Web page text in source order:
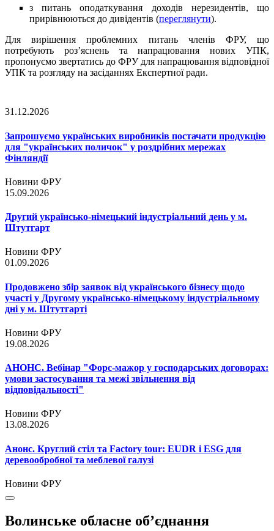
з питань оподаткування доходів нерезидентів, що
прирівнюються до дивідентів (переглянути).
Для вирішення проблемних питань членів ФРУ, що
потребують роз’яснень та напрацювання нових УПК,
пропонуємо звертатись до ФРУ для напрацювання відповідної
УПК та розгляду на засіданнях Експертної ради.
31.12.2026
Запрошуємо українських виробників постачати продукцію
для "українських поличок" у роздрібних мережах
Фінляндії
Новини ФРУ
15.09.2026
Другий українсько-німецький індустріальний день у м.
Штутгарт
Новини ФРУ
01.09.2026
Продовжено збір заявок від українського бізнесу щодо
участі у Другому українсько-німецькому індустріальному
дні у м. Штутгарті
Новини ФРУ
19.08.2026
АНОНС. Вебінар "Форс-мажор у господарських договорах:
умови застосування та межі звільнення від
відповідальності"
Новини ФРУ
13.08.2026
Анонс. Круглий стіл та Factory tour: EUDR і ESG для
деревообробної та меблевої галузі
Новини ФРУ
Волинське обласне об’єднання